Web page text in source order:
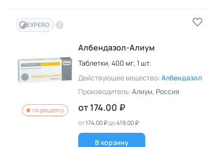
EXPERO
по рецепту
Албендазол-Алиум
Таблетки, 400 мг, 1 шт.
Действующее вещество: Албендазол
Производитель: Алиум, Россия
от 174.00 ₽
от174.00 ₽до419.00 ₽
В корзину